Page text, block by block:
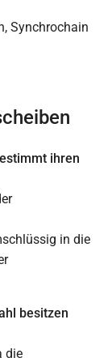
ihren
in die
besitzen
die